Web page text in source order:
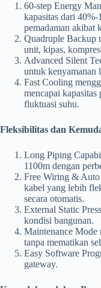
60-step Energy
kapasitas dari
pemadaman akibat
Quadruple Backup
unit, kipas,
Advanced Silent
untuk kenyamanan
Fast Cooling
mencapai kapasitas
fluktuasi suhu.
Fleksibilitas dan
Long Piping
1100m dengan
Free Wiring & Auto
kabel yang lebih
secara otomatis.
External Static
kondisi bangunan.
Maintenance Mode
tanpa mematikan
Easy Software
gateway.